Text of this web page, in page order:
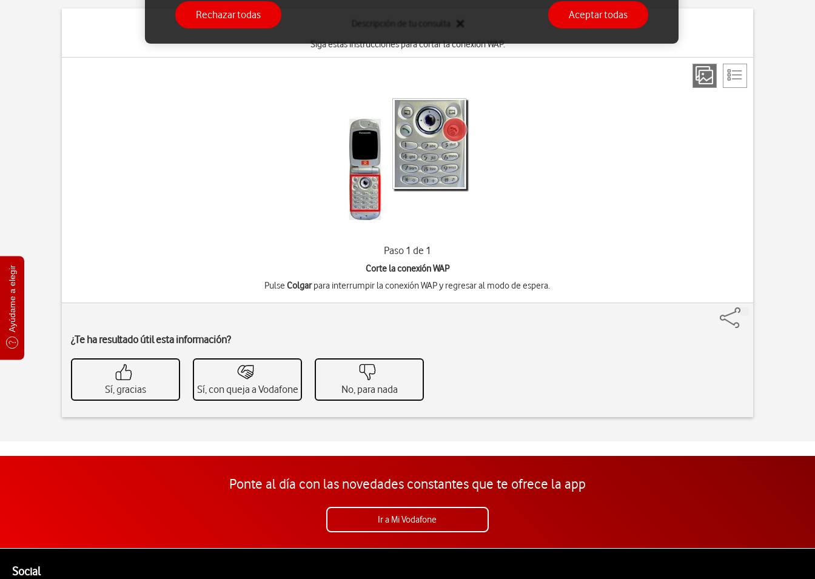
Ayúdame a elegir
Siga estas instrucciones para cortar la conexión WAP.
Paso 1 de 1
Corte la conexión WAP
PulseColgarpara interrumpir la conexión WAP y regresar al modo de espera.
¿Te ha resultado útil esta información?
Sí, gracias Sí, con queja a Vodafone No, para nada
Ponte al día con las novedades constantes que te ofrece la app
Ir a Mi Vodafone
SocialEnlaces a las redes sociales de Vodafone
Rechazar todas Aceptar todas